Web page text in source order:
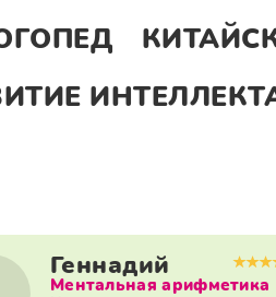
Геннадий
Ментальная арифметика